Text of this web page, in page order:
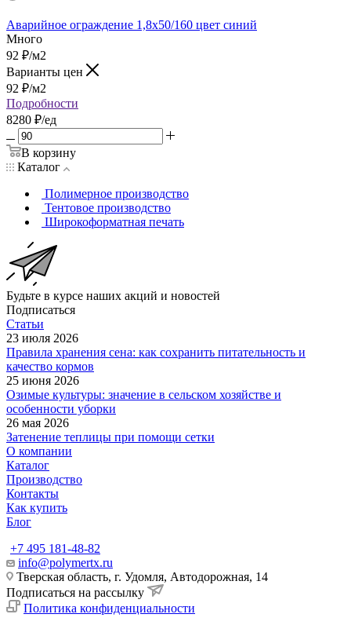
Аварийное ограждение 1,8х50/160 цвет синий
Много
92 ₽/м2
Варианты цен
92 ₽/м2
Подробности
8280 ₽/ед
В корзину
Каталог
Полимерное производство
Тентовое производство
Широкоформатная печать
Будьте в курсе наших акций и новостей
Подписаться
Статьи
23 июля 2026
Правила хранения сена: как сохранить питательность и
качество кормов
25 июня 2026
Озимые культуры: значение в сельском хозяйстве и
особенности уборки
26 мая 2026
Затенение теплицы при помощи сетки
О компании
Каталог
Производство
Контакты
Как купить
Блог
+7 495 181-48-82
info@polymertx.ru
Тверская область, г. Удомля, Автодорожная, 14
Подписаться на рассылку
Политика конфиденциальности